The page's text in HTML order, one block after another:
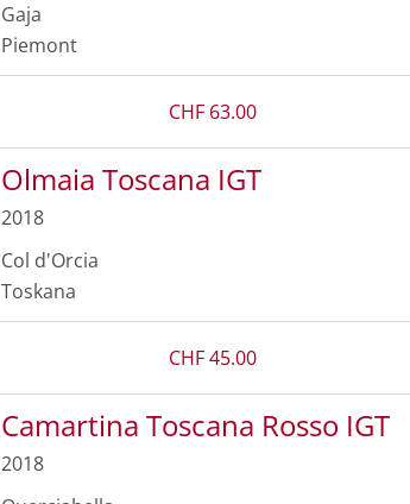
Gaja
Piemont
CHF 63.00
Olmaia Toscana IGT
2018
Col d'Orcia
Toskana
CHF 45.00
Camartina Toscana Rosso IGT
2018